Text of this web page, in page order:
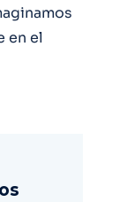
en el